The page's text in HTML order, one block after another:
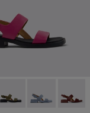
019 -
Dana - K201486-020
Dana - Dana -